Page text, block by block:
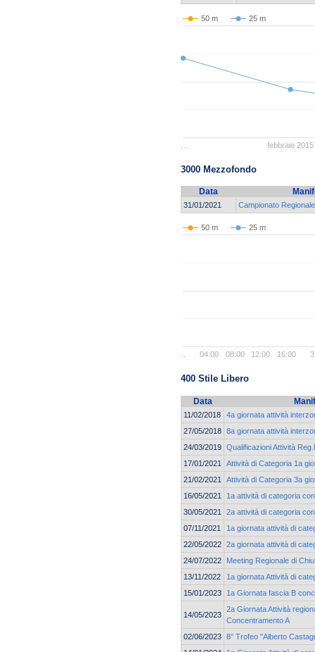
50 m 25 m
febbraio 2015
3000 Mezzofondo
Data
31/01/2021 Campionato
50 m 25 m
04:00 08:00 12:00 16:00
400 Stile Libero
Data
11/02/2018
4a giornata attività
27/05/2018 8a giornata attività
24/03/2019 Qualificazioni Attività
17/01/2021
Attività di Categoria 1a
21/02/2021
Attività di Categoria 3a
16/05/2021
1a attività di categoria
30/05/2021
2a attività di categoria
07/11/2021
1a giornata attività di
22/05/2022 2a giornata attività di
24/07/2022
Meeting Regionale di
13/11/2022
1a giornata Attività di
15/01/2023
1a Giornata fascia B
14/05/2023
2a Giornata Attività
Concentramento A
02/06/2023 8° Trofeo "Alberto